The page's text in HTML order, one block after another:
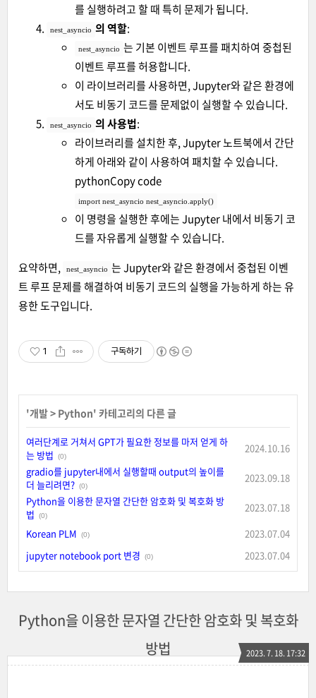
를 실행하려고 할 때 특히 문제가 됩니다.
nest_asyncio 의 역할:
nest_asyncio 는 기본 이벤트 루프를 패치하여 중첩된
이벤트 루프를 허용합니다.
이 라이브러리를 사용하면, Jupyter와 같은 환경에
서도 비동기 코드를 문제없이 실행할 수 있습니다.
nest_asyncio 의 사용법:
라이브러리를 설치한 후, Jupyter 노트북에서 간단
하게 아래와 같이 사용하여 패치할 수 있습니다.
pythonCopy code
import nest_asyncio nest_asyncio.apply()
이 명령을 실행한 후에는 Jupyter 내에서 비동기 코
드를 자유롭게 실행할 수 있습니다.
요약하면,
nest_asyncio 는 Jupyter와 같은 환경에서 중첩된 이벤
트 루프 문제를 해결하여 비동기 코드의 실행을 가능하게 하는 유
용한 도구입니다.
1 구독하기
'개발> Python' 카테고리의 다른 글
여러단계로 거쳐서 GPT가 필요한 정보를 마저 얻게 하
는 방법
(0)
2024.10.16
gradio를 jupyter내에서 실행할때 output의 높이를
더 늘리려면? (0)
2023.09.18
Python을 이용한 문자열 간단한 암호화 및 복호화 방
법
(0)
2023.07.18
Korean PLM
(0)
2023.07.04
jupyter notebook port 변경
(0) 2023.07.04
Python을 이용한 문자열 간단한 암호화 및 복호화
방법
2023. 7. 18. 17:32